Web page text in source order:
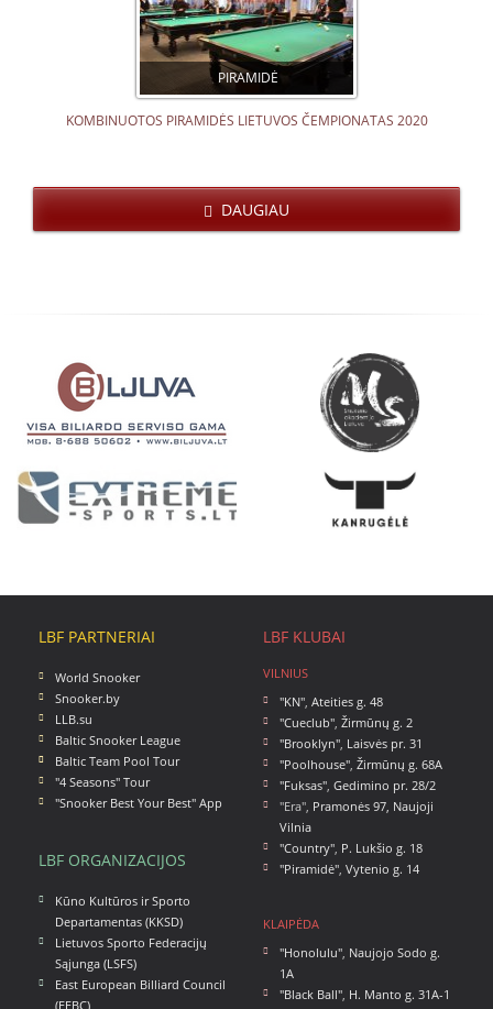
PIRAMIDĖ
KOMBINUOTOS PIRAMIDĖS LIETUVOS ČEMPIONATAS 2020
DAUGIAU
LBF PARTNERIAI
World Snooker
Snooker.by
LLB.su
Baltic Snooker League
Baltic Team Pool Tour
"4 Seasons" Tour
"Snooker Best Your Best" App
LBF ORGANIZACIJOS
Kūno Kultūros ir Sporto
Departamentas (KKSD)
Lietuvos Sporto Federacijų
Sąjunga (LSFS)
East European Billiard Council
(EEBC)
LBF KLUBAI
VILNIUS
"KN", Ateities g. 48
"Cueclub", Žirmūnų g. 2
"Brooklyn", Laisvės pr. 31
"Poolhouse", Žirmūnų g. 68A
"Fuksas", Gedimino pr. 28/2
"Era", Pramonės 97, Naujoji
Vilnia
"Country", P. Lukšio g. 18
"Piramidė", Vytenio g. 14
KLAIPĖDA
"Honolulu", Naujojo Sodo g.
1A
"Black Ball", H. Manto g. 31A-1